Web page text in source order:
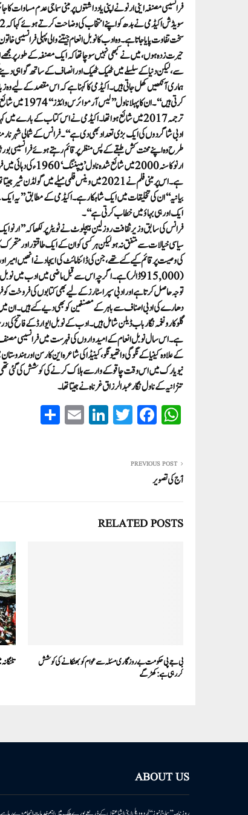
سخت تفاوت پایا جاتا ہے۔وہ ادب کا نوبل انعام جیتنے والی پہلی
حیرت زدہ ہوں، میں نے کبھی نہیں سوچا تھا کہ ایک مصنفہ کے طور
سے، لیکن دنیا کے سلسلے میں ٹھیک ٹھیک اور انصاف کے ساتھ گواہی
ہماری آنکھیں کھل جاتی ہیں۔ اکیڈمی کا کہنا ہے کہ اس مقصد کے لیے وہ
ترجمہ 2017 میں شائع ہوا تھا۔اکیڈمی نے اس کتاب کے
ادبی شاگردوں کی ایک بڑی تعداد بھی دی ہے‘‘۔فرانس کے شمالی
طرح وہ اپنے محنت کش طبقے کے پس منظر پر قائم رہتے ہوئے فرانسیسی
ارنو کاسنہ 2000
بیانیہ‘‘ان کی تخلیقات میں ایک شاہکار ہے۔اکیڈمی کے مطابق’’یہ ایک
ایک اور ہی بہاؤ میں خطاب کرتی ہے‘‘۔
فرانس کی سابق وزیر ثقافت روزلین بیچلوٹ نے ٹویٹر پر لکھا کہ
سیاسی خیالات سے متفق نہ ہو لیکن ہرکسی کو ان کےایک طاقتور اور متحرک
(915,000 ڈالر) ہے۔اگرچہ اس سے قبل ماضی میں ادب میں
توجہ حاصل کرتا ہے اور ادبی سپراسٹارز کے لیے بھی کتابوں کی
گلوکار و نغمہ نگار باب ڈیلن شامل ہیں۔ادب کے نوبل ایوارڈ کے
کےعلاوہ کینیا کے نگوگی وا تھیونگو ، کینیڈا کی شاعرہ این کارسن
نیو یارک میں اس وقت چاقو کے وار سے ہلاک کرنے کی کوشش کی گئی
تنزانیہ کے ناول نگار عبدالرزاق غرناہ نے جیتا تھا۔
W
ha
A
pp
Fa
ce
ok
T
wi
Li
nk
E
m
PREVIOUS POST
آج کی تصویر
RELATED POSTS
بی جے پی حکومت بے روزگاری مسئلہ سے عوام کو بھٹکانے کی کوشش
کررہی ہے: کھڑگے
ABOUT US